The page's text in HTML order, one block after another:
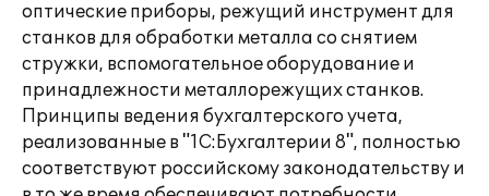
оптические приборы, режущий инструмент для
станков для обработки металла со снятием
стружки, вспомогательное оборудование и
принадлежности металлорежущих станков.
Принципы ведения бухгалтерского учета,
реализованные в "1С:Бухгалтерии 8", полностью
соответствуют российскому законодательству и